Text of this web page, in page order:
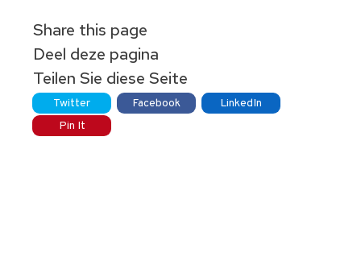
Share this page
Deel deze pagina
Teilen Sie diese Seite
Twitter Facebook
LinkedIn
Pin It